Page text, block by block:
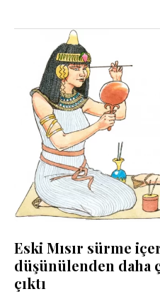
Eski Mısır sürme
düşünülenden daha
çıktı